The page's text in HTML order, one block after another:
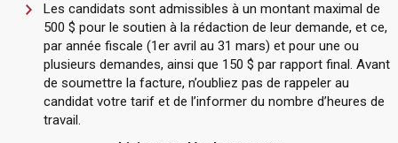
Les candidats sont admissibles à un montant maximal de
500 $ pour le soutien à la rédaction de leur demande, et ce,
par année fiscale (1er avril au 31 mars) et pour une ou
plusieurs demandes, ainsi que 150 $ par rapport final. Avant
de soumettre la facture, n’oubliez pas de rappeler au
candidat votre tarif et de l’informer du nombre d’heures de
travail.